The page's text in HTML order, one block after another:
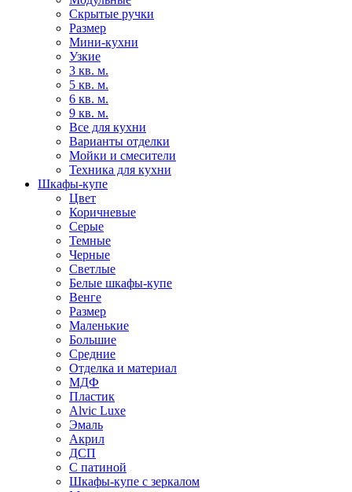
Скрытые ручки
Размер
Мини-кухни
Узкие
3 кв. м.
5 кв. м.
6 кв. м.
9 кв. м.
Все для кухни
Варианты отделки
Мойки и смесители
Техника для кухни
Шкафы-купе
Цвет
Коричневые
Серые
Темные
Черные
Светлые
Белые шкафы-купе
Венге
Размер
Маленькие
Большие
Средние
Отделка и материал
МДФ
Пластик
Alvic Luxe
Эмаль
Акрил
ДСП
С патиной
Шкафы-купе с зеркалом